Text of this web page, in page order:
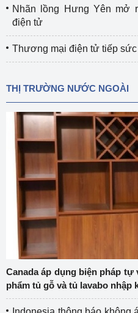
Nhãn lồng Hưng Yên mở
điện tử
Thương mại điện tử tiếp
THỊ TRƯỜNG NƯỚC NGOÀI
Canada áp dụng biện pháp
phẩm tủ gỗ và tủ lavabo nhập